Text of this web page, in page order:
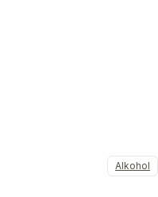
Alkohol